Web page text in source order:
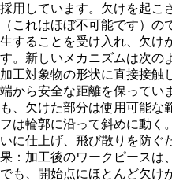
採用しています。欠けを起こ
（これはほぼ不可能です）
生することを受け入れ、欠け
す。新しいメカニズムは次の
加工対象物の形状に直接接触
端から安全な距離を保ってい
も、欠けた部分は使用可能な
フは輪郭に沿って斜めに動く
いに仕上げ、飛び散りを防ぐ
果：加工後のワークピースは
でも、開始点にほとんど欠け